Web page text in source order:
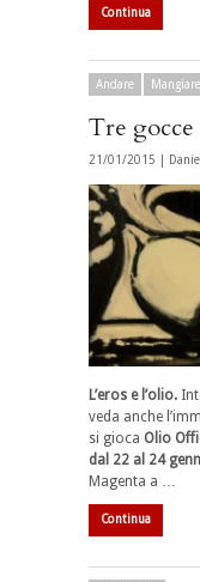
Continua
Andare
Tre
21/01/2015 |
L’eros e l’olio.
veda anche
si gioca Olio
dal 22 al 24
Magenta a …
Continua